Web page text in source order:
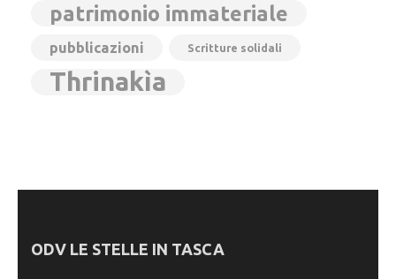
patrimonio immateriale
pubblicazioni Scritture solidali
Thrinakìa
ODV LE STELLE IN TASCA